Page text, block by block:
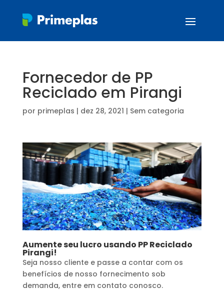
Fornecedor de PP
Reciclado em Pirangi
por primeplas | dez 28, 2021 | Sem categoria
Aumente seu lucro usando PP Reciclado
Pirangi!
Seja nosso cliente e passe a contar com os
benefícios de nosso fornecimento sob
demanda, entre em contato conosco.